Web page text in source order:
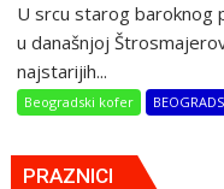
U srcu starog baroknog
u današnjoj
najstarijih...
Beogradski kofer
PRAZNICI